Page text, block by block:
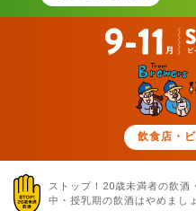
飲食店・
ストップ！20歳未満者の飲酒
中・授乳期の飲酒はやめまし